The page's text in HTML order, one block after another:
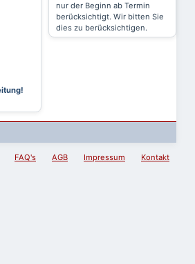
nur der Beginn ab Termin
berücksichtigt. Wir bitten Sie
dies zu berücksichtigen.
FAQ's AGB Impressum Kontakt